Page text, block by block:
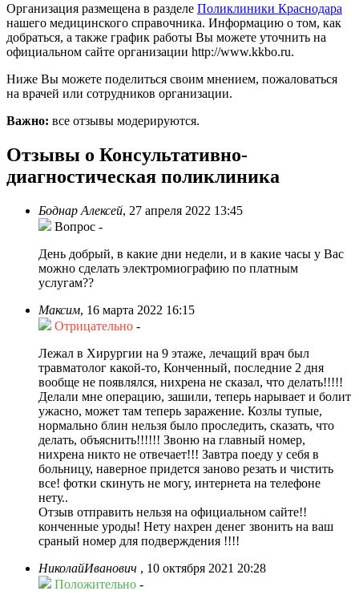
Организация размещена в разделе Поликлиники Краснодара
нашего медицинского справочника. Информацию о том, как
добраться, а также график работы Вы можете уточнить на
официальном сайте организации http://www.kkbo.ru.
Ниже Вы можете поделиться своим мнением, пожаловаться
на врачей или сотрудников организации.
Важно: все отзывы модерируются.
Отзывы о Консультативно-
диагностическая поликлиника
Боднар Алексей, 27 апреля 2022 13:45
Вопрос -
День добрый, в какие дни недели, и в какие часы у Вас
можно сделать электромиографию по платным
услугам??
Максим, 16 марта 2022 16:15
Отрицательно -
Лежал в Хирургии на 9 этаже, лечащий врач был
травматолог какой-то, Конченный, последние 2 дня
вообще не появлялся, нихрена не сказал, что делать!!!!!
Делали мне операцию, зашили, теперь нарывает и болит
ужасно, может там теперь заражение. Козлы тупые,
нормально блин нельзя было проследить, сказать, что
делать, объяснить!!!!!! Звоню на главный номер,
нихрена никто не отвечает!!! Завтра поеду у себя в
больницу, наверное придется заново резать и чистить
все! фотки скинуть не могу, интернета на телефоне
нету..
Отзыв отправить нельзя на официальном сайте!!
конченные уроды! Нету нахрен денег звонить на ваш
сраный номер для подверждения !!!!
НиколайИванович , 10 октября 2021 20:28
Положительно -